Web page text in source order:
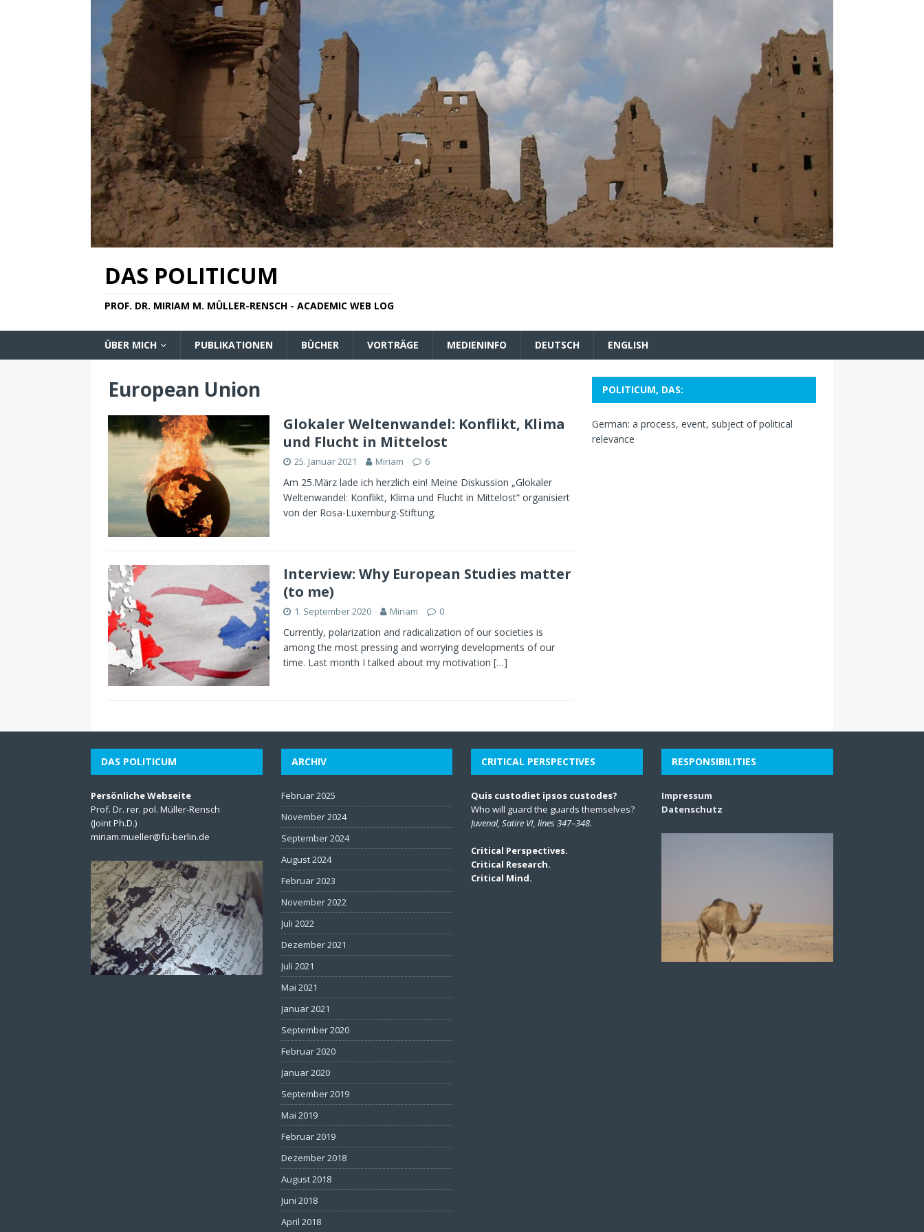
DAS POLITICUM
PROF. DR. MIRIAM M. MÜLLER-RENSCH - ACADEMIC WEB LOG
ÜBER MICH PUBLIKATIONEN BÜCHER VORTRÄGE MEDIENINFO DEUTSCH ENGLISH
European Union
Glokaler Weltenwandel: Konflikt, Klima
und Flucht in Mittelost
25. Januar 2021 Miriam 6
Am 25.März lade ich herzlich ein! Meine Diskussion „Glokaler
Weltenwandel: Konflikt, Klima und Flucht in Mittelost“ organisiert
von der Rosa-Luxemburg-Stiftung.
Interview: Why European Studies matter
(to me)
1. September 2020 Miriam 0
Currently, polarization and radicalization of our societies is
among the most pressing and worrying developments of our
time. Last month I talked about my motivation […]
POLITICUM, DAS:
German: a process, event, subject of political
relevance
DAS POLITICUM
Persönliche Webseite
Prof. Dr. rer. pol. Müller-Rensch
(Joint Ph.D.)
miriam.mueller@fu-berlin.de
ARCHIV
Februar 2025
November 2024
September 2024
August 2024
Februar 2023
November 2022
Juli 2022
Dezember 2021
Juli 2021
Mai 2021
Januar 2021
September 2020
Februar 2020
Januar 2020
September 2019
Mai 2019
Februar 2019
Dezember 2018
August 2018
Juni 2018
April 2018
CRITICAL PERSPECTIVES
Quis custodiet ipsos custodes?
Who will guard the guards themselves?
Juvenal, Satire VI, lines 347–348.
Critical Perspectives.
Critical Research.
Critical Mind.
RESPONSIBILITIES
Impressum
Datenschutz